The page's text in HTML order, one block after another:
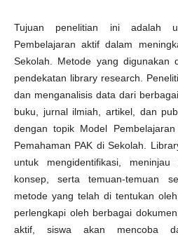
Tujuan penelitian ini adalah
Pembelajaran aktif dalam
Sekolah. Metode yang digunakan
pendekatan library research.
dan menganalisis data dari
buku, jurnal ilmiah, artikel, dan
dengan topik Model
Pemahaman PAK di Sekolah.
untuk mengidentifikasi, meninjau
konsep, serta temuan-temuan
metode yang telah di tentukan
perlengkapi oleh berbagai
aktif, siswa akan mencoba